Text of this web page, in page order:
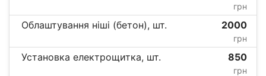
грн
Облаштування ніші (бетон), шт. 2000
грн
Установка електрощитка, шт. 850
грн